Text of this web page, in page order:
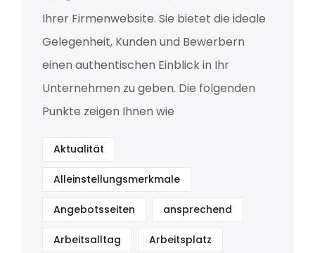
Ihrer Firmenwebsite. Sie bietet die ideale
Gelegenheit, Kunden und Bewerbern
einen authentischen Einblick in Ihr
Unternehmen zu geben. Die folgenden
Punkte zeigen Ihnen wie
Aktualität
Alleinstellungsmerkmale
Angebotsseiten ansprechend
Arbeitsalltag Arbeitsplatz